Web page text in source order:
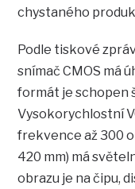
chystaného
Podle tiskové
snímač CMOS má
formát je schopen
Vysokorychlostní
frekvence až 300
420 mm) má
obrazu je na čipu,